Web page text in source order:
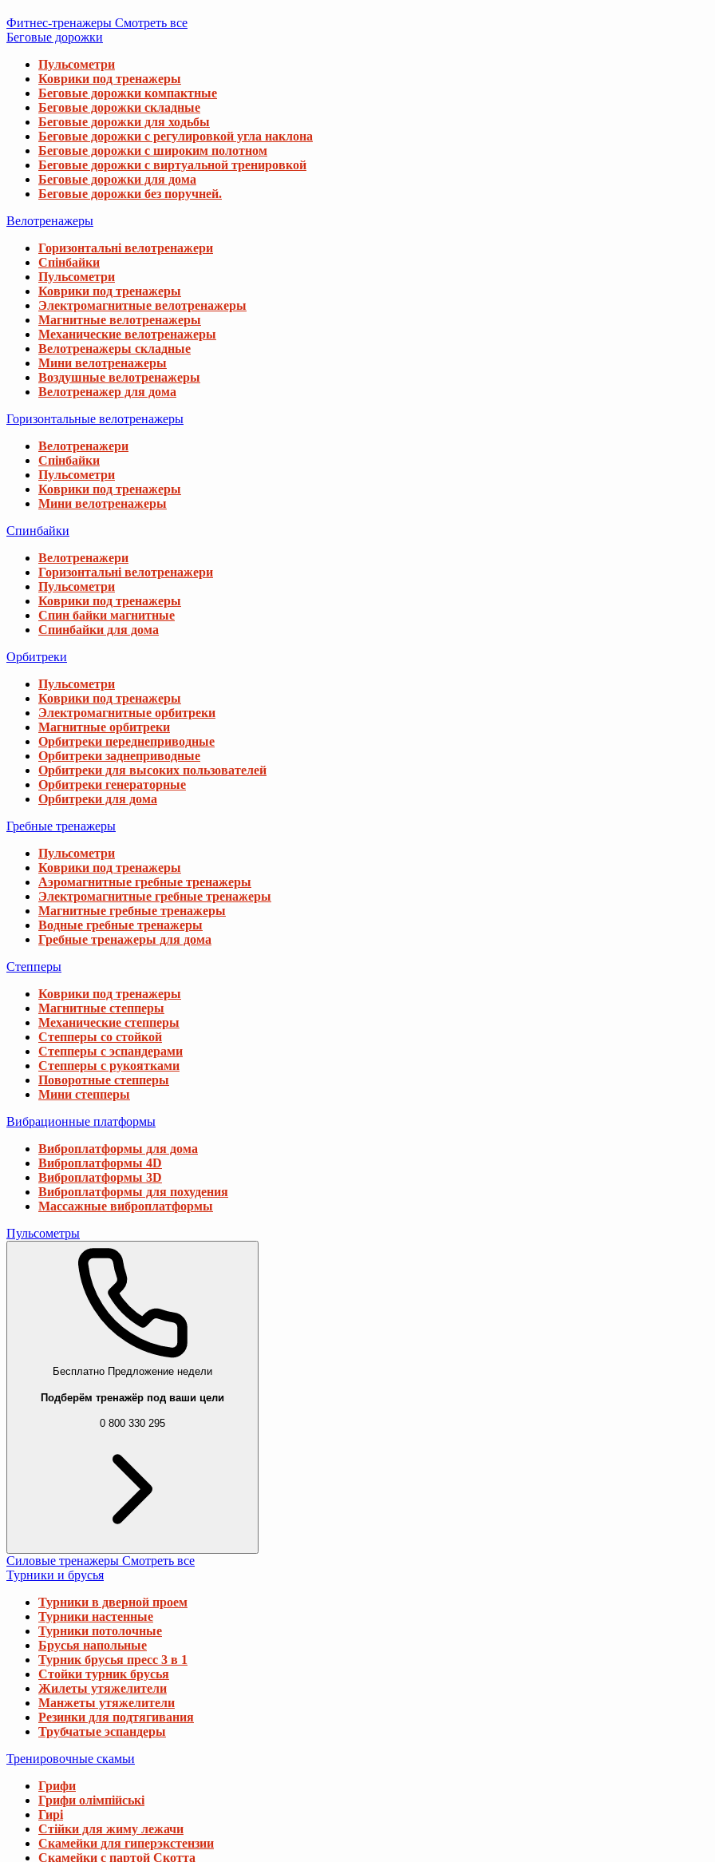
Фитнес-тренажеры Смотреть все
Беговые дорожки
Пульсометри
Коврики под тренажеры
Беговые дорожки компактные
Беговые дорожки складные
Беговые дорожки для ходьбы
Беговые дорожки с регулировкой угла наклона
Беговые дорожки с широким полотном
Беговые дорожки с виртуальной тренировкой
Беговые дорожки для дома
Беговые дорожки без поручней.
Велотренажеры
Горизонтальні велотренажери
Спінбайки
Пульсометри
Коврики под тренажеры
Электромагнитные велотренажеры
Магнитные велотренажеры
Механические велотренажеры
Велотренажеры складные
Мини велотренажеры
Воздушные велотренажеры
Велотренажер для дома
Горизонтальные велотренажеры
Велотренажери
Спінбайки
Пульсометри
Коврики под тренажеры
Мини велотренажеры
Спинбайки
Велотренажери
Горизонтальні велотренажери
Пульсометри
Коврики под тренажеры
Спин байки магнитные
Спинбайки для дома
Орбитреки
Пульсометри
Коврики под тренажеры
Электромагнитные орбитреки
Магнитные орбитреки
Орбитреки переднеприводные
Орбитреки заднеприводные
Орбитреки для высоких пользователей
Орбитреки генераторные
Орбитреки для дома
Гребные тренажеры
Пульсометри
Коврики под тренажеры
Аэромагнитные гребные тренажеры
Электромагнитные гребные тренажеры
Магнитные гребные тренажеры
Водные гребные тренажеры
Гребные тренажеры для дома
Степперы
Коврики под тренажеры
Магнитные степперы
Механические степперы
Степперы со стойкой
Степперы с эспандерами
Степперы с рукоятками
Поворотные степперы
Мини степперы
Вибрационные платформы
Виброплатформы для дома
Виброплатформы 4D
Виброплатформы 3D
Виброплатформы для похудения
Массажные виброплатформы
Пульсометры
Бесплатно Предложение недели
Подберём тренажёр под ваши цели
0 800 330 295
Силовые тренажеры Смотреть все
Турники и брусья
Турники в дверной проем
Турники настенные
Турники потолочные
Брусья напольные
Турник брусья пресс 3 в 1
Стойки турник брусья
Жилеты утяжелители
Манжеты утяжелители
Резинки для подтягивания
Трубчатые эспандеры
Тренировочные скамьи
Грифи
Грифи олімпійські
Гирі
Стійки для жиму лежачи
Скамейки для гиперэкстензии
Скамейки с партой Скотта